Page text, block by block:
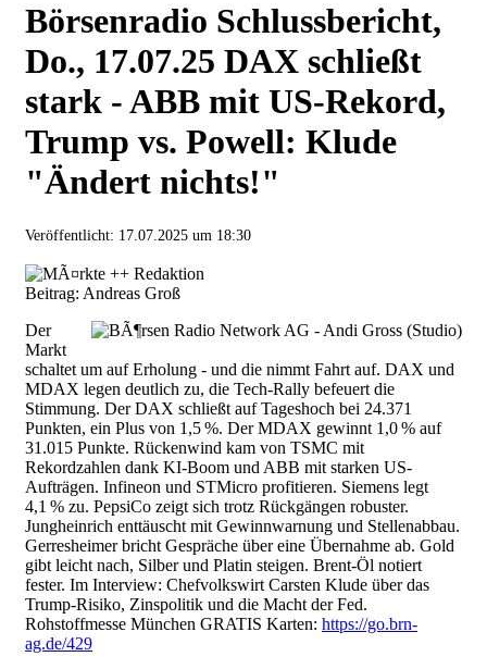
Börsenradio Schlussbericht,
Do., 17.07.25 DAX schließt
stark - ABB mit US-Rekord,
Trump vs. Powell: Klude
"Ändert nichts!"
Veröffentlicht: 17.07.2025 um 18:30
Beitrag: Andreas Groß
Der
Markt
schaltet um auf Erholung - und die nimmt Fahrt auf. DAX und
MDAX legen deutlich zu, die Tech-Rally befeuert die
Stimmung. Der DAX schließt auf Tageshoch bei 24.371
Punkten, ein Plus von 1,5 %. Der MDAX gewinnt 1,0 % auf
31.015 Punkte. Rückenwind kam von TSMC mit
Rekordzahlen dank KI-Boom und ABB mit starken US-
Aufträgen. Infineon und STMicro profitieren. Siemens legt
4,1 % zu. PepsiCo zeigt sich trotz Rückgängen robuster.
Jungheinrich enttäuscht mit Gewinnwarnung und Stellenabbau.
Gerresheimer bricht Gespräche über eine Übernahme ab. Gold
gibt leicht nach, Silber und Platin steigen. Brent-Öl notiert
fester. Im Interview: Chefvolkswirt Carsten Klude über das
Trump-Risiko, Zinspolitik und die Macht der Fed.
Rohstoffmesse München GRATIS Karten: https://go.brn-
ag.de/429